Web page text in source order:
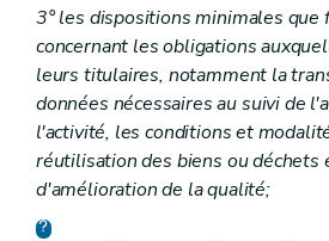
3° les dispositions minimales que
concernant les obligations
leurs titulaires, notamment la
données nécessaires au suivi de
l'activité, les conditions et
réutilisation des biens ou déchets
d'amélioration de la qualité;